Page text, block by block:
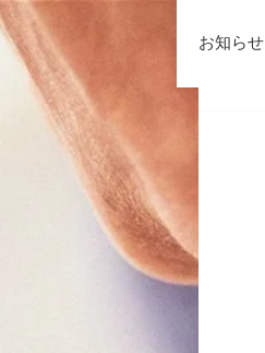
お知らせ